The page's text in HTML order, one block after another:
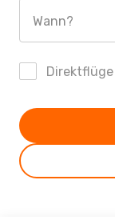
Wann?
Direktflüge